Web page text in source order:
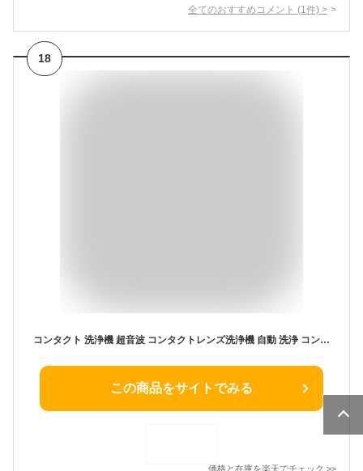
全てのおすすめコメント (1 件) >
18
コンタクト 洗浄機 超音波 コンタクトレンズ洗浄機 自動 洗浄 コンタクトレンズクリーナー 携帯型 カラコン 振動 小型 旅行 充電式 超音波 洗浄器 カラコン ケース ミニ 花粉 汚れ 蛋白 超音波洗浄機
この商品をサイトでみる
価格と在庫を楽天でチェック >>